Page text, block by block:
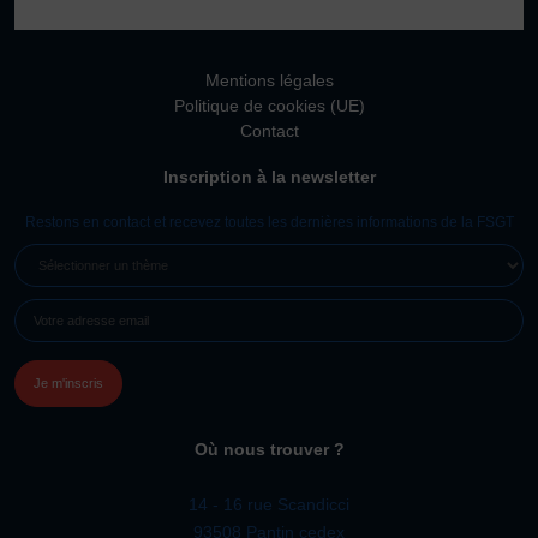
Vivicittà
Réaffiliation
Prise de licence
JE SOUHAITE TROUVER UN COMITÉ
JE SOUHAITE ADHÉRER
Affiliation
Honorabilité
Certificat Médical
Mentions légales
Politique de cookies (UE)
Contact
Inscription à la newsletter
Restons en contact et recevez toutes les dernières informations de la FSGT
UN
(NÉCESSAIRE)
MAIL
Où nous trouver ?
14 - 16 rue Scandicci
93508 Pantin cedex